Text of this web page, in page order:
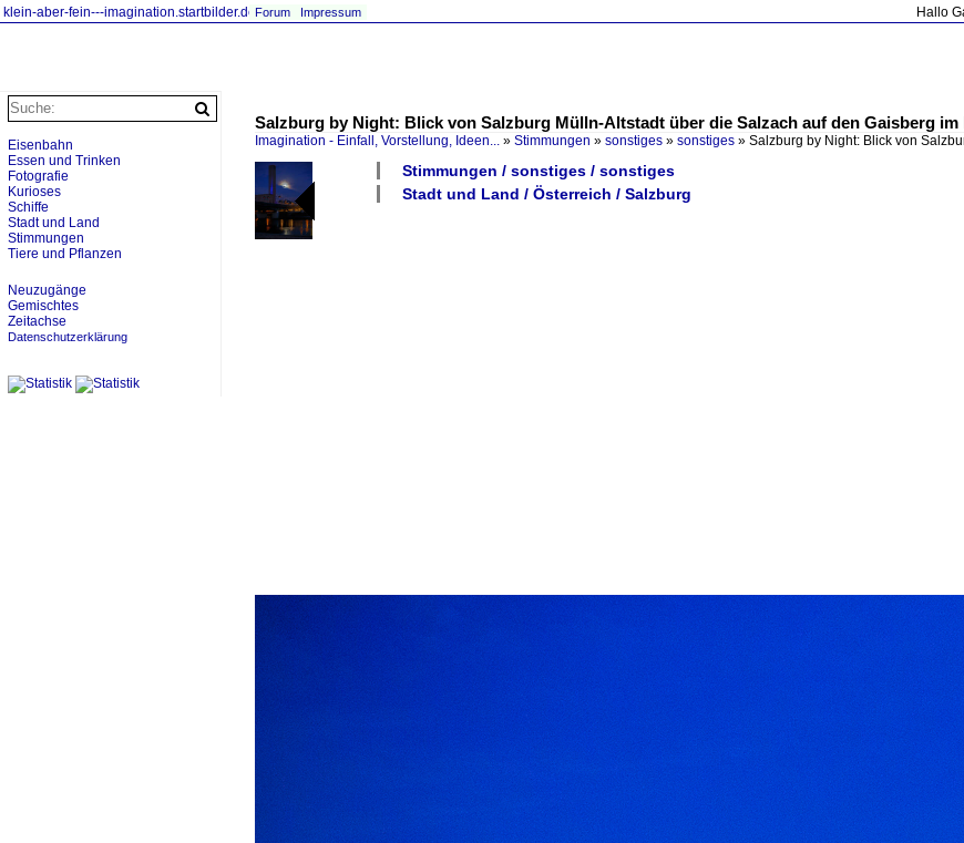
klein-aber-fein---imagination.startbilder.de Hallo
Forum Impressum
Salzburg by Night: Blick von Salzburg Mülln-Altstadt über die Salzach auf den Gaisberg im
Imagination - Einfall, Vorstellung, Ideen... » Stimmungen » sonstiges » sonstiges » Salzburg by Night: Blick von
Stimmungen / sonstiges / sonstiges
Stadt und Land / Österreich / Salzburg
Eisenbahn
Essen und Trinken
Fotografie
Kurioses
Schiffe
Stadt und Land
Stimmungen
Tiere und Pflanzen
Neuzugänge
Gemischtes
Zeitachse
Datenschutzerklärung